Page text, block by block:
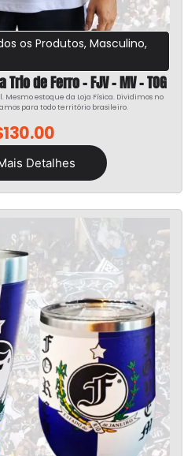
os Produtos, Masculino,
de Ferro – FJV – MV – TOG
Mesmo estoque da Loja Física. Dividimos no
para todo território brasileiro.
130.00
Detalhes